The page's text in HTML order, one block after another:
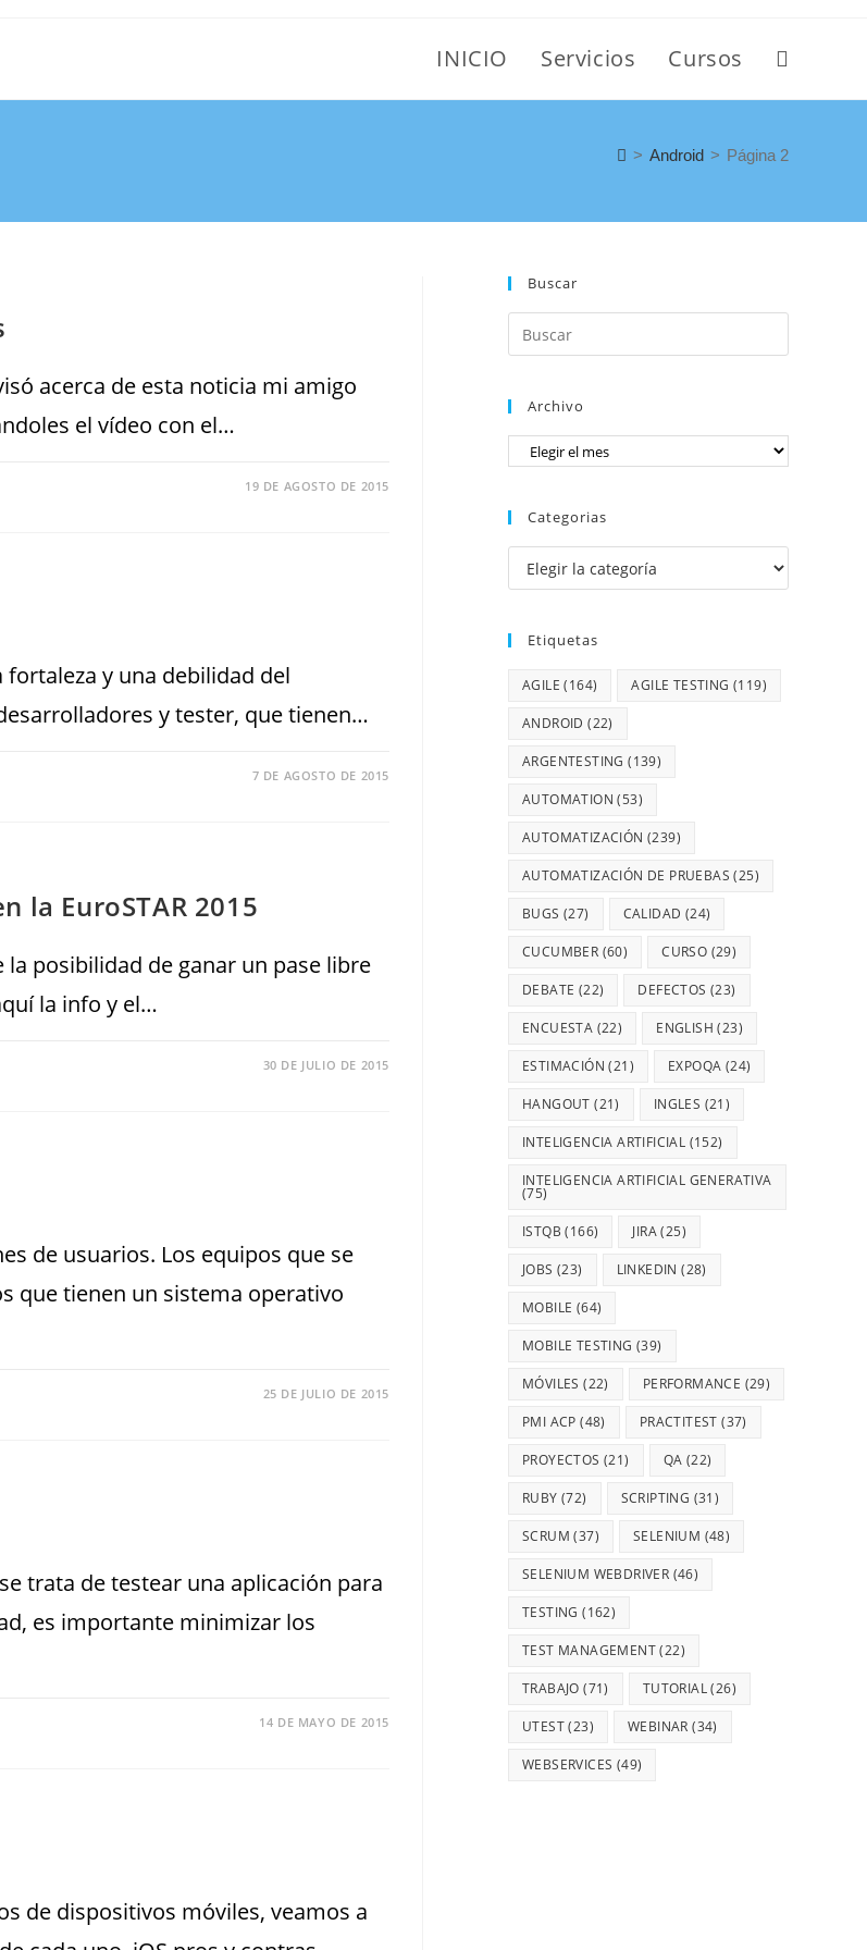
INICIO Servicios Cursos
> Android > Página 2
acerca de esta noticia mi amigo
el vídeo con el…
19 DE AGOSTO DE 2015
fortaleza y una debilidad del
y tester, que tienen…
7 DE AGOSTO DE 2015
la EuroSTAR 2015
la posibilidad de ganar un pase libre
la info y el…
30 DE JULIO DE 2015
de usuarios. Los equipos que se
que tienen un sistema operativo
25 DE JULIO DE 2015
trata de testear una aplicación para
es importante minimizar los
14 DE MAYO DE 2015
de dispositivos móviles, veamos a
Buscar
Archivo
Categorias
Etiquetas
AGILE (164) AGILE TESTING (119)
ANDROID (22)
ARGENTESTING (139)
AUTOMATION (53)
AUTOMATIZACIÓN (239)
AUTOMATIZACIÓN DE PRUEBAS (25)
BUGS (27) CALIDAD (24)
CUCUMBER (60) CURSO (29)
DEBATE (22) DEFECTOS (23)
ENCUESTA (22) ENGLISH (23)
ESTIMACIÓN (21) EXPOQA (24)
HANGOUT (21) INGLES (21)
INTELIGENCIA ARTIFICIAL (152)
INTELIGENCIA ARTIFICIAL GENERATIVA
(75)
ISTQB (166) JIRA(25)
JOBS (23) LINKEDIN (28)
MOBILE (64)
MOBILE TESTING (39)
MÓVILES (22) PERFORMANCE (29)
PMI ACP (48) PRACTITEST (37)
PROYECTOS (21) QA (22)
RUBY (72) SCRIPTING (31)
SCRUM (37) SELENIUM (48)
SELENIUM WEBDRIVER (46)
TESTING (162)
TEST MANAGEMENT(22)
TRABAJO (71) TUTORIAL(26)
UTEST(23) WEBINAR (34)
WEBSERVICES (49)